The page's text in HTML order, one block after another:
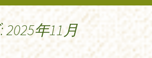
年11月